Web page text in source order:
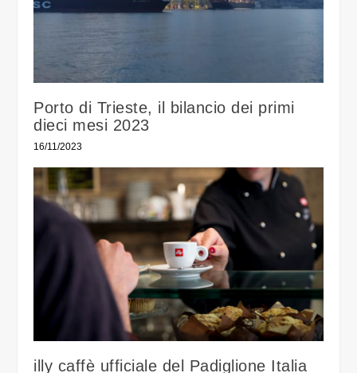
Porto di Trieste, il bilancio dei primi
dieci mesi 2023
16/11/2023
illy caffè ufficiale del Padiglione Italia